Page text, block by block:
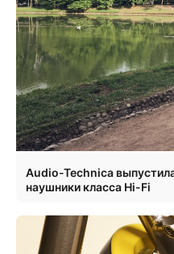
Audio-Technica
наушники класса Hi-Fi